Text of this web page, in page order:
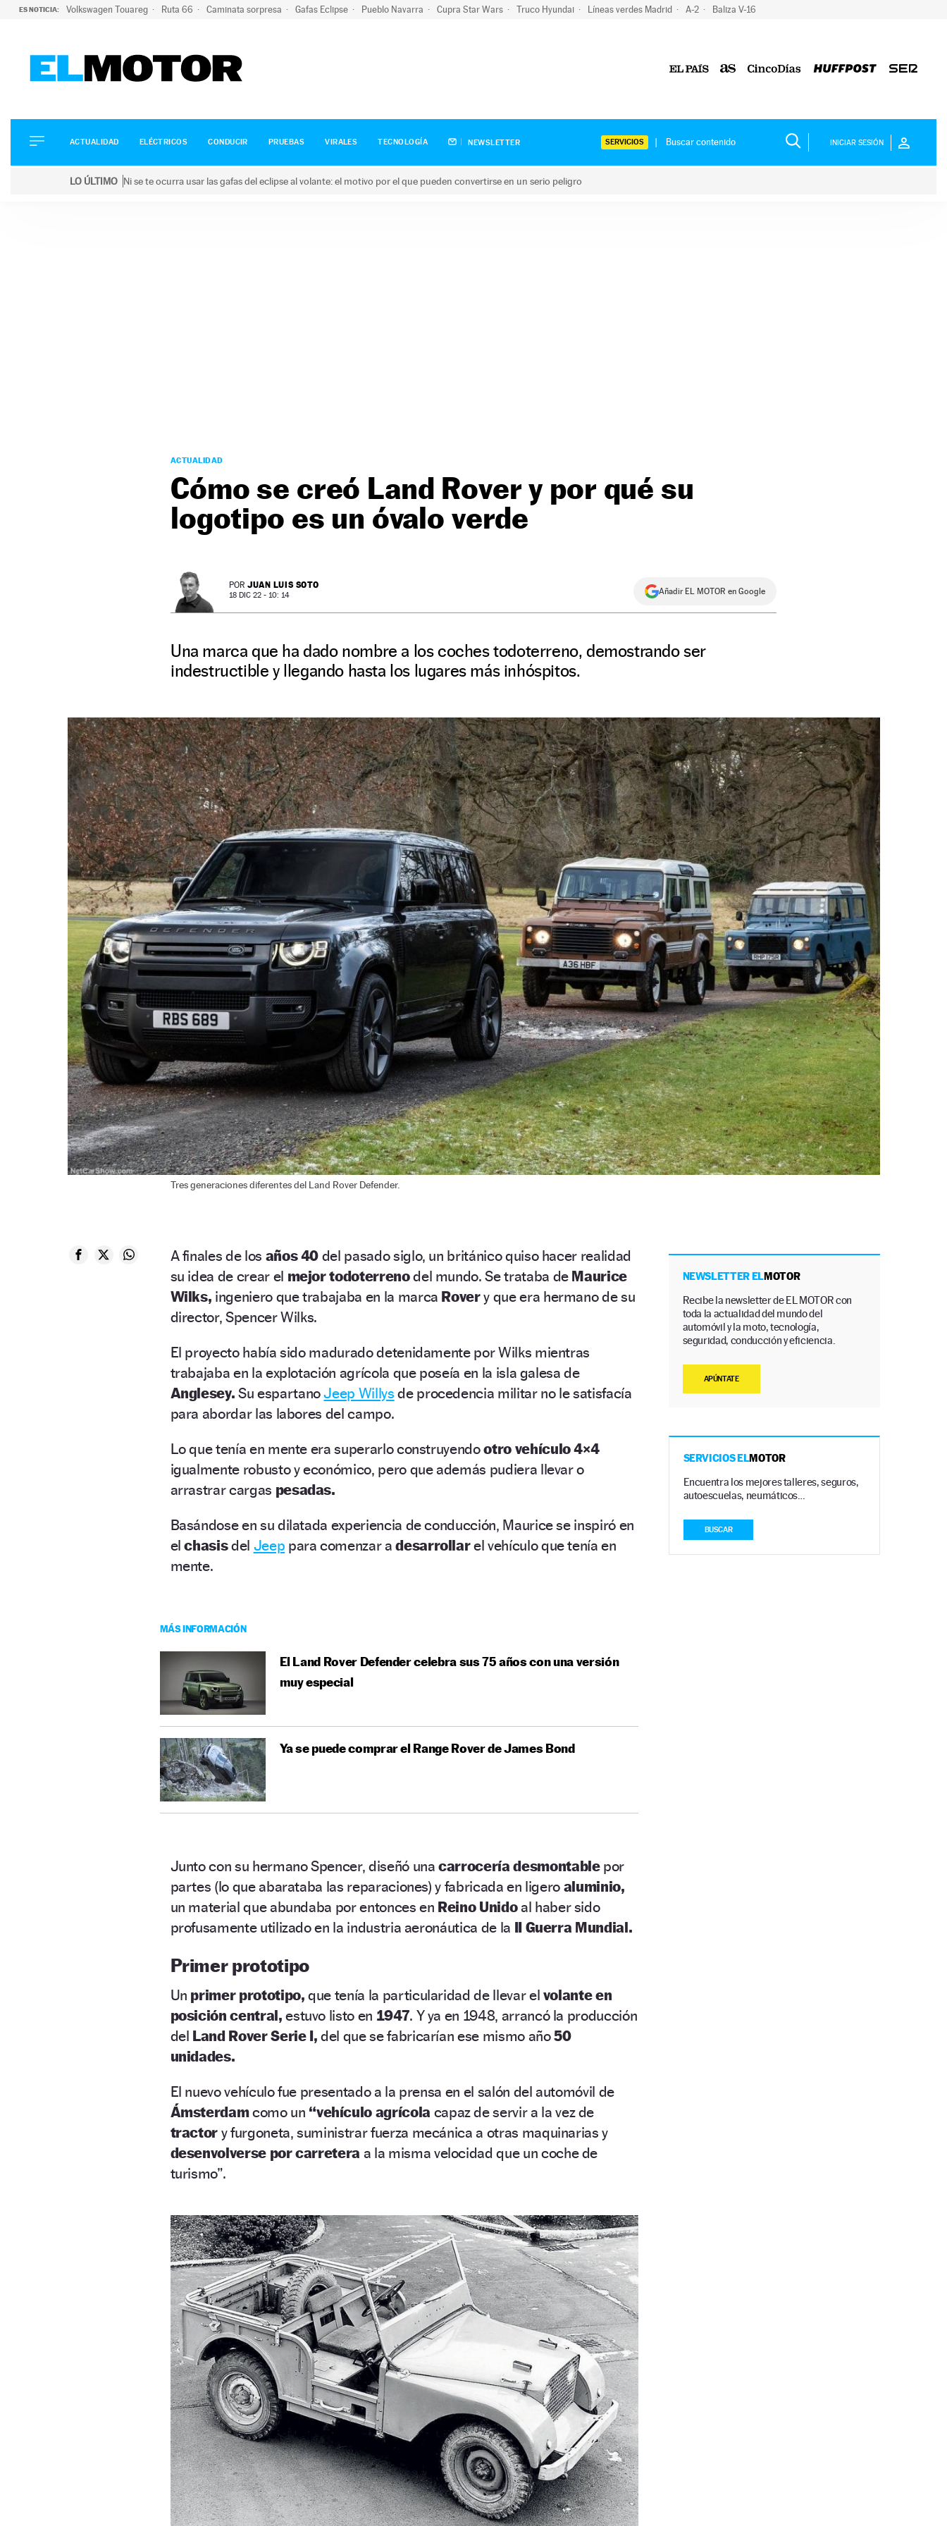
ES NOTICIA: Volkswagen Touareg Ruta 66 Caminata sorpresa Gafas Eclipse Pueblo Navarra Cupra Star Wars Truco Hyundai Líneas verdes Madrid A-2 Baliza V-16
ELÉCTRICOS
CONDUCIR
ACTUALIDAD ELÉCTRICOS CONDUCIR PRUEBAS VIRALES TECNOLOGÍA NEWSLETTER SERVICIOS INICIAR SESIÓN
LO ÚLTIMO Ni se te ocurra usar las gafas del eclipse al volante: el motivo por el que pueden convertirse en un serio peligro
ACTUALIDAD
Cómo se creó Land Rover y por qué su
logotipo es un óvalo verde
POR JUAN LUIS SOTO
18 DIC 22 - 10: 14 Añadir EL MOTOR en Google
Una marca que ha dado nombre a los coches todoterreno, demostrando ser
indestructible y llegando hasta los lugares más inhóspitos.
Tres generaciones diferentes del Land Rover Defender.
A finales de los años 40 del pasado siglo, un británico quiso hacer realidad
su idea de crear el mejor todoterrenodel mundo. Se trataba de Maurice
Wilks, ingeniero que trabajaba en la marca Rovery que era hermano de su
director, Spencer Wilks.
El proyecto había sido madurado detenidamente por Wilks mientras
trabajaba en la explotación agrícola que poseía en la isla galesa de
Anglesey. Su espartanoJeep Willys de procedencia militar no le satisfacía
para abordar las labores del campo.
Lo que tenía en mente era superarlo construyendootro vehículo 4×4
igualmente robusto y económico, pero que además pudiera llevar o
arrastrar cargas pesadas.
Basándose en su dilatada experiencia de conducción, Maurice se inspiró en
elchasisdel Jeep para comenzar adesarrollarel vehículo que tenía en
mente.
MÁS INFORMACIÓN
El Land Rover Defender celebra sus 75 años con una versión
muy especial
Ya se puede comprar el Range Rover de James Bond
Junto con su hermano Spencer, diseñó unacarrocería desmontablepor
partes (lo que abarataba las reparaciones) y fabricada en ligero aluminio,
un material que abundaba por entonces en Reino Unidoal haber sido
profusamente utilizado en la industria aeronáutica de la II Guerra Mundial.
Primer prototipo
Un primer prototipo,que tenía la particularidad de llevar el volante en
posición central,estuvo listo en 1947. Y ya en 1948, arrancó la producción
del Land Rover Serie I, del que se fabricarían ese mismo año50
unidades.
El nuevo vehículo fue presentado a la prensa en el salón del automóvil de
Ámsterdamcomo un “vehículo agrícola capaz de servir a la vez de
tractor y furgoneta, suministrar fuerza mecánica a otras maquinarias y
desenvolverse por carretera a la misma velocidad que un coche de
turismo”.
NEWSLETTER ELMOTOR
Recibe la newsletter de EL MOTOR con
toda la actualidad del mundo del
automóvil y la moto, tecnología,
seguridad, conducción y eficiencia.
APÚNTATE
SERVICIOS ELMOTOR
Encuentra los mejores talleres, seguros,
autoescuelas, neumáticos…
BUSCAR